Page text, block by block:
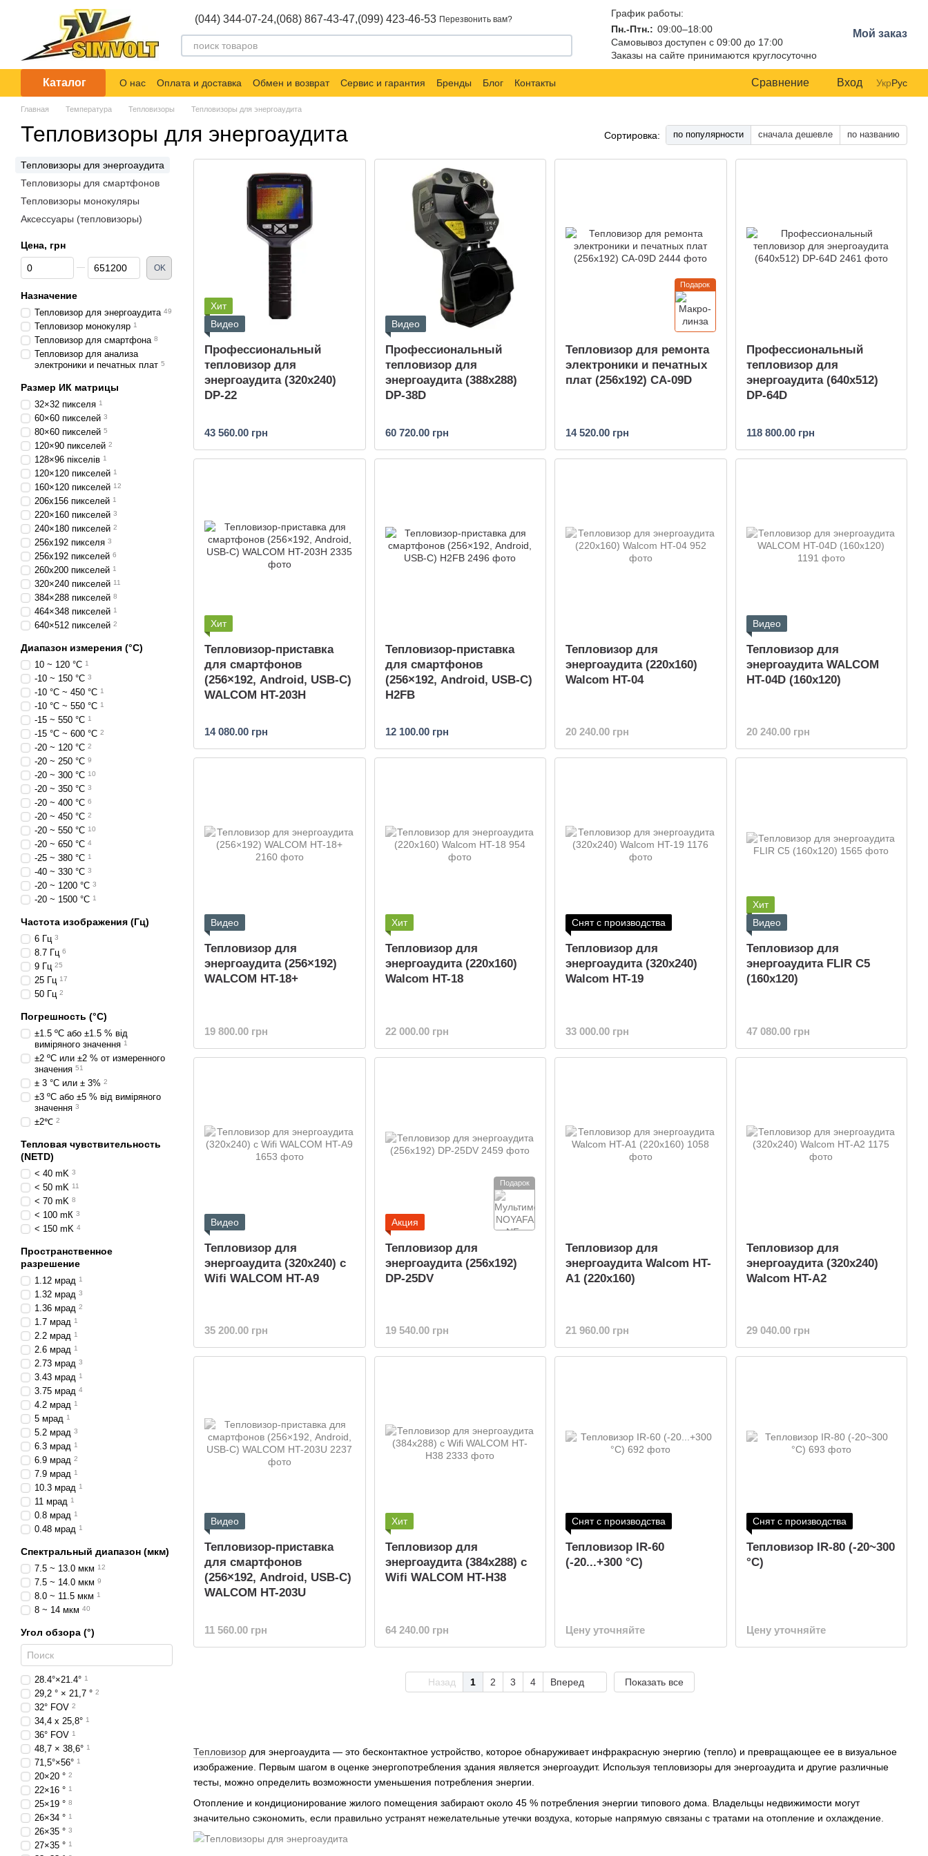
Перейти к основному контенту
(044) 344-07-24,(068) 867-43-47,(099) 423-46-53 Перезвонить вам?
График работы:
Пн.-Птн.: 09:00–18:00
Самовывоз доступен с 09:00 до 17:00
Заказы на сайте принимаются круглосуточно
Мой заказ
Каталог О нас Оплата и доставка Обмен и возврат Сервис и гарантия Бренды Блог Контакты Сравнение Вход УкрРус
Главная Температура Тепловизоры Тепловизоры для энергоаудита
Тепловизоры для энергоаудита Сортировка: по популярности сначала дешевле по названию
Тепловизор для энергоаудита — это бесконтактное устройство, которое обнаруживает инфракрасную энергию (тепло) и превращающее ее в визуальное
изображение. Первым шагом в оценке энергопотребления здания является энергоаудит. Используя тепловизоры для энергоаудита и другие различные
тесты, можно определить возможности уменьшения потребления энергии.
Отопление и кондиционирование жилого помещения забирают около 45 % потребления энергии типового дома. Владельцы недвижимости могут
значительно сэкономить, если правильно устранят нежелательные утечки воздуха, которые напрямую связаны с тратами на отопление и охлаждение.
Хит
Видео
Профессиональный
тепловизор для
энергоаудита (320x240)
DP-22
43 560.00 грн
Видео
Профессиональный
тепловизор для
энергоаудита (388x288)
DP-38D
60 720.00 грн
Подарок
Тепловизор для ремонта
электроники и печатных
плат (256x192) CA-09D
14 520.00 грн
Профессиональный
тепловизор для
энергоаудита (640x512)
DP-64D
118 800.00 грн
Хит
Тепловизор-приставка
для смартфонов
(256×192, Android, USB-C)
WALCOM HT-203H
14 080.00 грн
Тепловизор-приставка
для смартфонов
(256×192, Android, USB-C)
H2FB
12 100.00 грн
Тепловизор для
энергоаудита (220x160)
Walcom HT-04
20 240.00 грн
Видео
Тепловизор для
энергоаудита WALCOM
HT-04D (160x120)
20 240.00 грн
Видео
Тепловизор для
энергоаудита (256×192)
WALCOM HT-18+
19 800.00 грн
Хит
Тепловизор для
энергоаудита (220x160)
Walcom HT-18
22 000.00 грн
Снят с производства
Тепловизор для
энергоаудита (320x240)
Walcom HT-19
33 000.00 грн
Хит
Видео
Тепловизор для
энергоаудита FLIR C5
(160x120)
47 080.00 грн
Видео
Тепловизор для
энергоаудита (320x240) с
Wifi WALCOM HT-A9
35 200.00 грн
Подарок
Акция
Тепловизор для
энергоаудита (256x192)
DP-25DV
19 540.00 грн
Тепловизор для
энергоаудита Walcom HT-
A1 (220x160)
21 960.00 грн
Тепловизор для
энергоаудита (320x240)
Walcom HT-A2
29 040.00 грн
Видео
Тепловизор-приставка
для смартфонов
(256×192, Android, USB-C)
WALCOM HT-203U
11 560.00 грн
Хит
Тепловизор для
энергоаудита (384x288) с
Wifi WALCOM HT-H38
64 240.00 грн
Снят с производства
Тепловизор IR-60
(-20...+300 °C)
Цену уточняйте
Снят с производства
Тепловизор IR-80 (-20~300
°C)
Цену уточняйте
Назад 1 2 3 4 Вперед Показать все
Тепловизоры для энергоаудита
Тепловизоры для смартфонов
Тепловизоры монокуляры
Аксессуары (тепловизоры)
Цена, грн
От Цена, грн
До Цена, грн OK
Назначение
Тепловизор для энергоаудита 49
Тепловизор монокуляр 1
Тепловизор для смартфона 8
Тепловизор для анализа
электроники и печатных плат 5
Размер ИК матрицы
32×32 пикселя 1
60×60 пикселей 3
80×60 пикселей 5
120×90 пикселей 2
128×96 пікселів 1
120×120 пикселей 1
160×120 пикселей 12
206х156 пикселей 1
220×160 пикселей 3
240×180 пикселей 2
256x192 пикселя 3
256x192 пикселей 6
260х200 пикселей 1
320×240 пикселей 11
384×288 пикселей 8
464×348 пикселей 1
640×512 пикселей 2
Диапазон измерения (°C)
10 ~ 120 °С 1
-10 ~ 150 °C 3
-10 °C ~ 450 °C 1
-10 °C ~ 550 °C 1
-15 ~ 550 °C 1
-15 °C ~ 600 °C 2
-20 ~ 120 °C 2
-20 ~ 250 °C 9
-20 ~ 300 °C 10
-20 ~ 350 °C 3
-20 ~ 400 °C 6
-20 ~ 450 °C 2
-20 ~ 550 °C 10
-20 ~ 650 °C 4
-25 ~ 380 °C 1
-40 ~ 330 °C 3
-20 ~ 1200 °C 3
-20 ~ 1500 °C 1
Частота изображения (Гц)
6 Гц 3
8.7 Гц 6
9 Гц 25
25 Гц 17
50 Гц 2
Погрешность (°C)
±1.5 ºC або ±1.5 % від
виміряного значення 1
±2 ºC или ±2 % от измеренного
значения 51
± 3 °C или ± 3% 2
±3 ºC або ±5 % від виміряного
значення 3
±2℃ 2
Тепловая чувствительность
(NETD)
< 40 mK 3
< 50 mK 11
< 70 mK 8
< 100 mК 3
< 150 mK 4
Пространственное
разрешение
1.12 мрад 1
1.32 мрад 3
1.36 мрад 2
1.7 мрад 1
2.2 мрад 1
2.6 мрад 1
2.73 мрад 3
3.43 мрад 1
3.75 мрад 4
4.2 мрад 1
5 мрад 1
5.2 мрад 3
6.3 мрад 1
6.9 мрад 2
7.9 мрад 1
10.3 мрад 1
11 мрад 1
0.8 мрад 1
0.48 мрад 1
Спектральный диапазон (мкм)
7.5 ~ 13.0 мкм 12
7.5 ~ 14.0 мкм 9
8.0 ~ 11.5 мкм 1
8 ~ 14 мкм 40
Угол обзора (°)
28.4°×21.4° 1
29,2 ° × 21,7 ° 2
32° FOV 2
34,4 х 25,8° 1
36° FOV 1
48,7 × 38,6° 1
71,5°×56° 1
20×20 ° 2
22×16 ° 1
25×19 ° 8
26×34 ° 1
26×35 ° 3
27×35 ° 1